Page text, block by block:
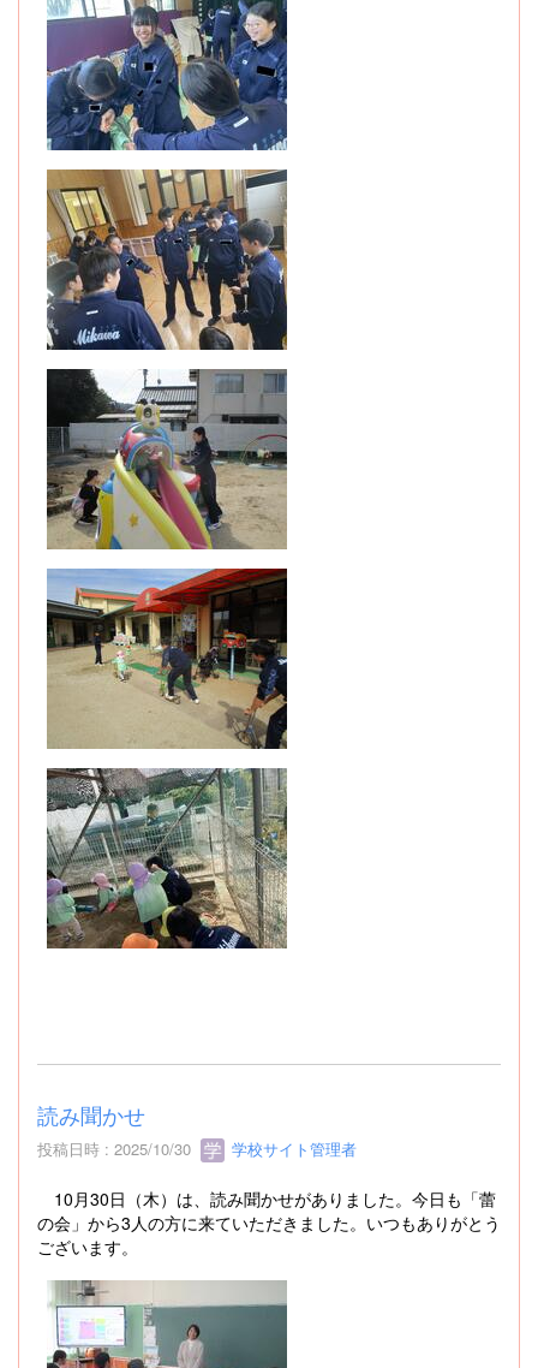
読み聞かせ
投稿日時 : 2025/10/30 学校サイト管理者
10月30日（木）は、読み聞かせがありました。今日も「蕾
の会」から3人の方に来ていただきました。いつもありがとう
ございます。